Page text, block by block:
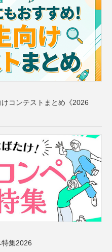
コンテストまとめ《2026
集2026